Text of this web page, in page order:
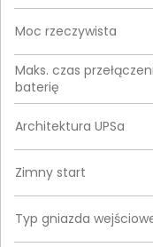
Moc rzeczywista
Maks. czas
baterię
Architektura UPSa
Zimny start
Typ gniazda